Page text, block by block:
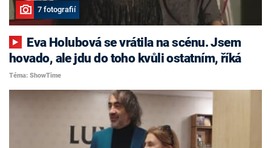
7 fotografií
hovado, ale jdu do toho kvůli ostatním, říká
Téma: ShowTime